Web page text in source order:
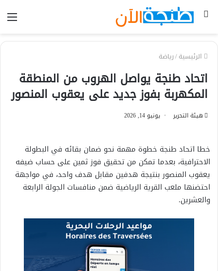
بحث
الرئيسية/رياضة
اتحاد طنجة يواصل الهروب من المنطقة
المكهربة بفوز جديد على يعقوب المنصور
هيئة التحرير يونيو 14, 2026
خطا اتحاد طنجة خطوة مهمة نحو ضمان بقائه في البطولة
الاحترافية، بعدما تمكن من تحقيق فوز ثمين على حساب ضيفه
يعقوب المنصور بنتيجة هدفين مقابل هدف واحد، في مواجهة
احتضنها ملعب القرية الرياضية ضمن منافسات الجولة الرابعة
والعشرين.